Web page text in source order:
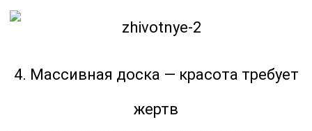
4. Массивная доска — красота требует
жертв